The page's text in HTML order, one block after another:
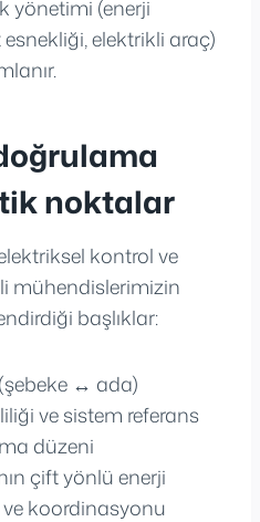
yönetimi (enerji
elektrikli araç)
noktalar
kontrol ve
mühendislerimizin
başlıklar:
↔ ada)
ve sistem referans
düzeni
çift yönlü enerji
ve koordinasyonu